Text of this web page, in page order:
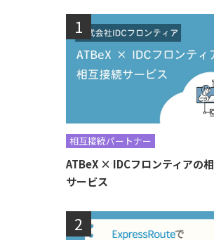
相互接続パートナー
ATBeX × IDCフロンティアの
サービス